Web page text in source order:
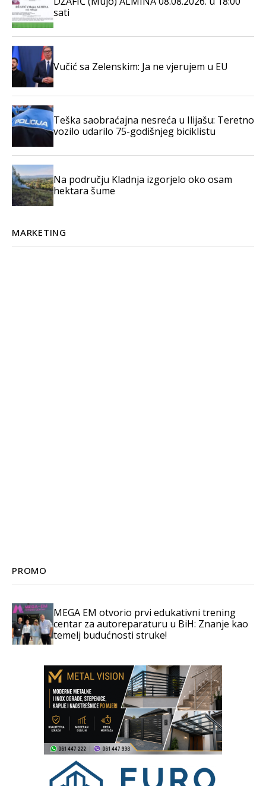
sati
Vučić sa Zelenskim: Ja ne vjerujem u EU
Teška saobraćajna nesreća u Ilijašu: Teretno
vozilo udarilo 75-godišnjeg biciklistu
Na području Kladnja izgorjelo oko osam
hektara šume
MARKETING
PROMO
MEGA EM otvorio prvi edukativni trening
centar za autoreparaturu u BiH: Znanje kao
temelj budućnosti struke!